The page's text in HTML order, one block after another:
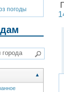
погоды
▲